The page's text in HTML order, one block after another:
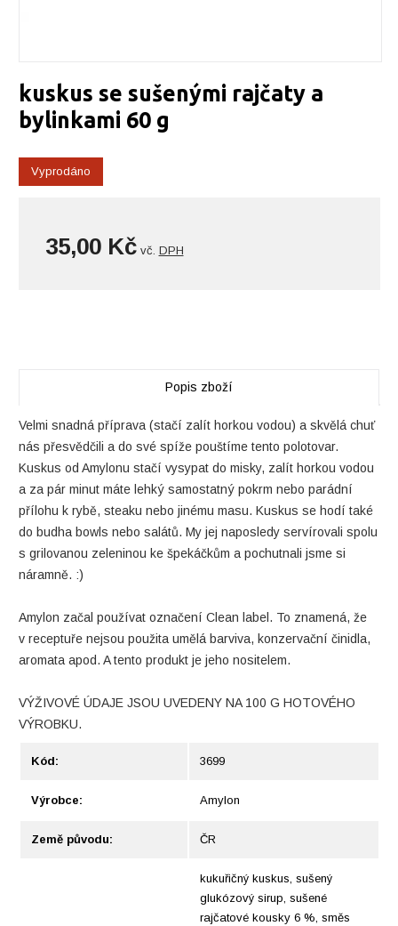
kuskus se sušenými rajčaty a
bylinkami 60 g
Vyprodáno
35,00 Kčvč. DPH
Popis zboží
Velmi snadná příprava (stačí zalít horkou vodou) a skvělá chuť
nás přesvědčili a do své spíže pouštíme tento polotovar.
Kuskus od Amylonu stačí vysypat do misky, zalít horkou vodou
a za pár minut máte lehký samostatný pokrm nebo parádní
přílohu k rybě, steaku nebo jinému masu. Kuskus se hodí také
do budha bowls nebo salátů. My jej naposledy servírovali spolu
s grilovanou zeleninou ke špekáčkům a pochutnali jsme si
náramně. :)
Amylon začal používat označení Clean label. To znamená, že
v receptuře nejsou použita umělá barviva, konzervační činidla,
aromata apod. A tento produkt je jeho nositelem.
VÝŽIVOVÉ ÚDAJE JSOU UVEDENY NA 100 G HOTOVÉHO
VÝROBKU.
Kód: 3699
Výrobce: Amylon
Země původu: ČR
kukuřičný kuskus, sušený
glukózový sirup, sušené
rajčatové kousky 6 %, směs